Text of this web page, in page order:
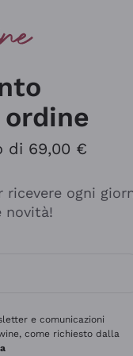
che
di 69,00 €
ogni
novità!
e comunicazioni
come richiesto dalla